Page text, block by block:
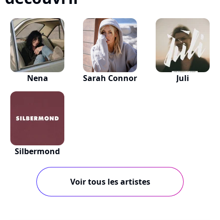
Nena Sarah Connor Juli
Silbermond
Voir tous les artistes